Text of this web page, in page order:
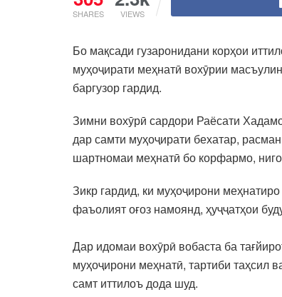
SHARES VIEWS
Бо мақсади гузаронидани корҳои
муҳоҷирати меҳнатӣ вохӯрии
баргузор гардид.
Зимни вохӯрӣ сардори Раёсати
дар самти муҳоҷирати бехатар,
шартномаи меҳнатӣ бо корфармо,
Зикр гардид, ки муҳоҷирони
фаъолият оғоз намоянд, ҳуҷҷатҳои
Дар идомаи вохӯрӣ вобаста ба
муҳоҷирони меҳнатӣ, тартиби таҳсил
самт иттилоъ дода шуд.